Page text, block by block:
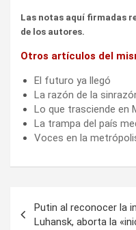
Las notas aquí firmadas
de los autores.
Otros artículos del
El futuro ya llegó
La razón de la
Lo que trasciende en
La trampa del país
Voces en la
de
Putin al reconocer la
Luhansk, aborta la